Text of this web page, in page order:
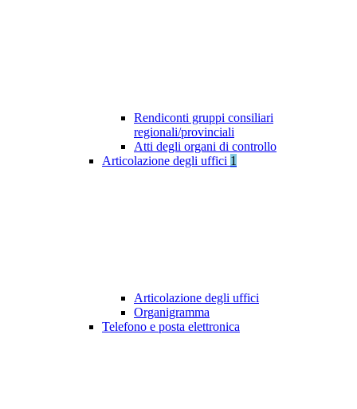
Rendiconti gruppi consiliari
regionali/provinciali
Atti degli organi di controllo
Articolazione degli uffici 1
Articolazione degli uffici
Organigramma
Telefono e posta elettronica